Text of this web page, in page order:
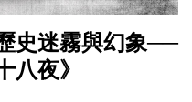
史迷霧與幻象──
八夜》